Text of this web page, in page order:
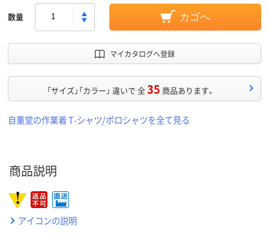
数量 カゴへ
マイカタログへ登録
「サイズ」「カラー」 違いで 全35 商品あります。
自重堂の作業着 T-シャツ/ポロシャツを全て見る
商品説明
アイコンの説明